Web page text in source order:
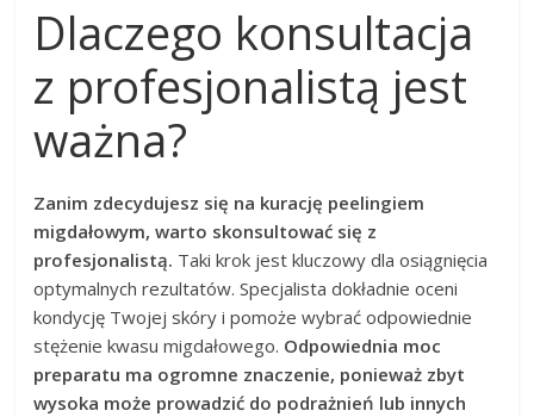
Dlaczego konsultacja
z profesjonalistą jest
ważna?
Zanim zdecydujesz się na kurację peelingiem
migdałowym, warto skonsultować się z
profesjonalistą. Taki krok jest kluczowy dla osiągnięcia
optymalnych rezultatów. Specjalista dokładnie oceni
kondycję Twojej skóry i pomoże wybrać odpowiednie
stężenie kwasu migdałowego. Odpowiednia moc
preparatu ma ogromne znaczenie, ponieważ zbyt
wysoka może prowadzić do podrażnień lub innych